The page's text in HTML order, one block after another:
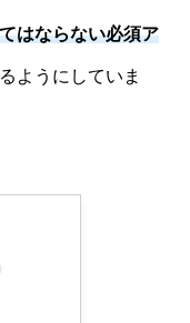
はならない必須ア
ようにしていま